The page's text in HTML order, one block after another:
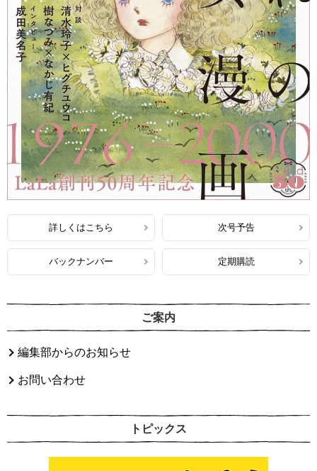
詳しくはこちら 次号予告
バックナンバー 定期購読
ご案内
編集部からのお知らせ
お問い合わせ
トピックス